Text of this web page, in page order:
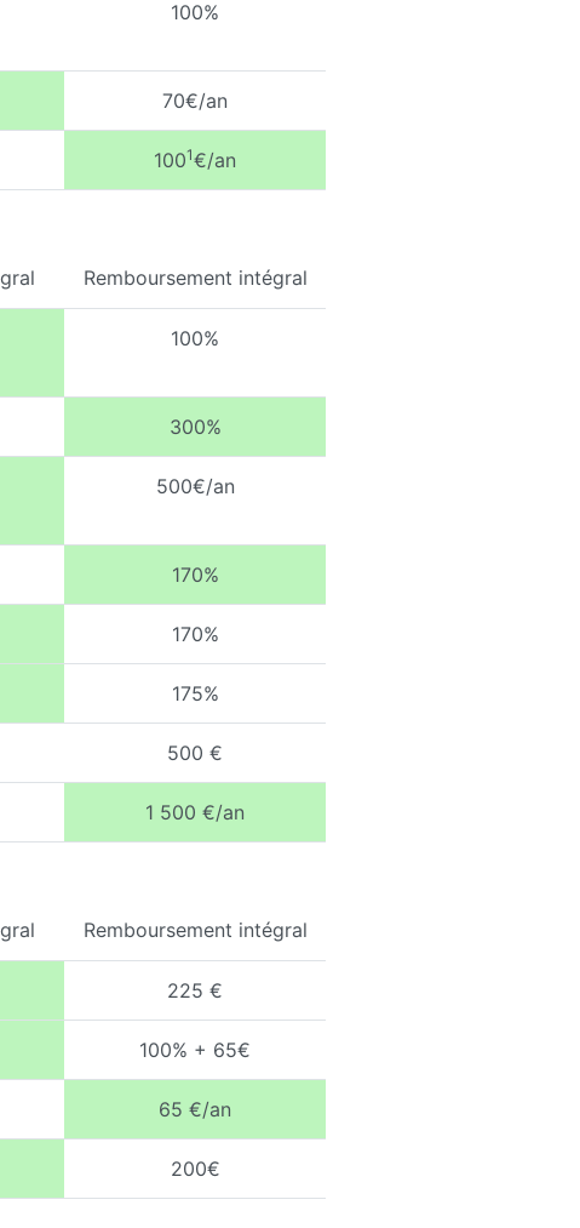
100%
70€/an
1001€/an
Remboursement intégral
100%
300%
500€/an
170%
170%
175%
500 €
1 500 €/an
Remboursement intégral
225 €
100% + 65€
65 €/an
200€